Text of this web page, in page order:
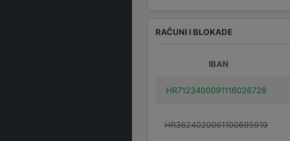
RAČUNI I BLOKADE
IBAN
HR7123400091116026728
HR3624020061100695919